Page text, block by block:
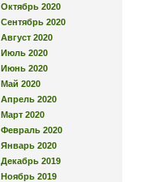
Октябрь 2020
Сентябрь 2020
Август 2020
Июль 2020
Июнь 2020
Май 2020
Апрель 2020
Март 2020
Февраль 2020
Январь 2020
Декабрь 2019
Ноябрь 2019